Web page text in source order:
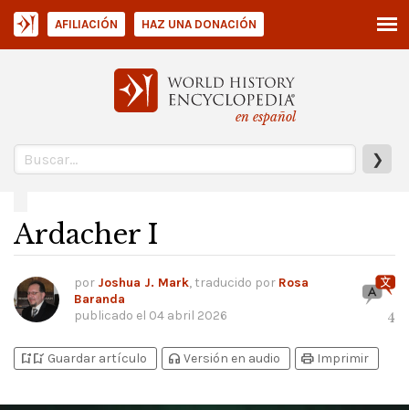
en español
❯
AFILIACIÓN HAZ UNA DONACIÓN
Ardacher I
por Joshua J. Mark, traducido por Rosa
Baranda
publicado el 04 abril 2026 4
bookmark_addbookmark_added Guardar artículo headphones Versión en audio print Imprimir